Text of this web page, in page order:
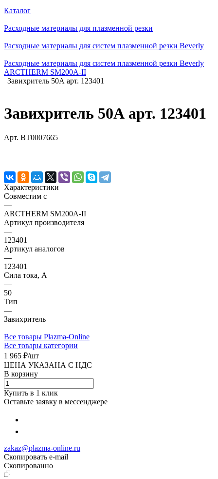
Каталог
Расходные материалы для плазменной резки
Расходные материалы для систем плазменной резки Beverly
Расходные материалы для систем плазменной резки Beverly
ARCTHERM SM200A-II
Завихритель 50А арт. 123401
Завихритель 50А арт. 123401
Арт. BT0007665
Характеристики
Совместим с
—
ARCTHERM SM200A-II
Артикул производителя
—
123401
Артикул аналогов
—
123401
Сила тока, А
—
50
Тип
—
Завихритель
Все товары Plazma-Online
Все товары категории
1 965 ₽/шт
ЦЕНА УКАЗАНА С НДС
В корзину
Купить в 1 клик
Оставьте заявку в мессенджере
zakaz@plazma-online.ru
Скопировать e-mail
Cкопированно